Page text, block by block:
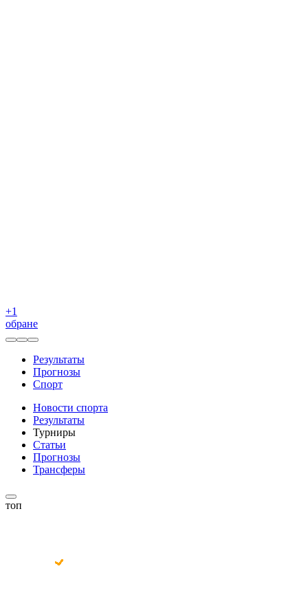
+1
обране
Результаты
Прогнозы
Спорт
Новости спорта
Результаты
Турниры
Статьи
Прогнозы
Трансферы
топ